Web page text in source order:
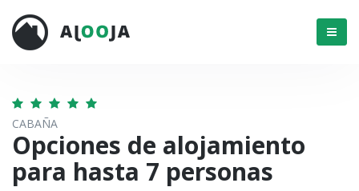
Menú
CABAÑA
Opciones de alojamiento
para hasta 7 personas